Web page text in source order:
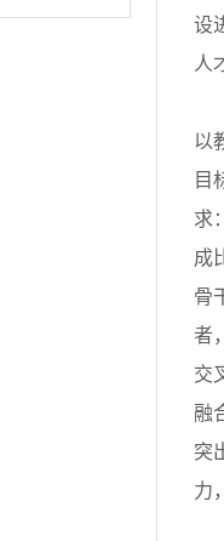
设
人
以
目
求
成
骨
者
交
融
突
力